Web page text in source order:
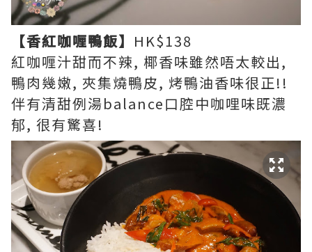
【香紅咖喱鴨飯】 HK$138
紅咖喱汁甜而不辣, 椰香味雖然唔太較出,
鴨肉幾嫩, 夾集燒鴨皮, 烤鴨油香味很正!!
伴有清甜例湯balance口腔中咖哩味既濃
郁, 很有驚喜!